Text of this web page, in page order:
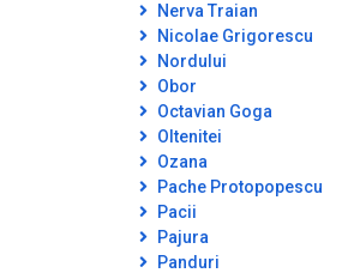
Nerva Traian
Nicolae Grigorescu
Nordului
Obor
Octavian Goga
Oltenitei
Ozana
Pache Protopopescu
Pacii
Pajura
Panduri